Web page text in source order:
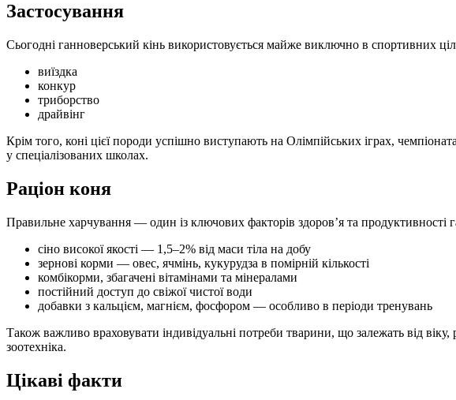
Застосування
Сьогодні ганноверський кінь використовується майже виключно в спортивних
виїздка
конкур
триборство
драйвінг
Крім того, коні цієї породи успішно виступають на Олімпійських іграх,
у спеціалізованих школах.
Раціон коня
Правильне харчування — один із ключових факторів здоров’я та продуктивності
сіно високої якості — 1,5–2% від маси тіла на добу
зернові корми — овес, ячмінь, кукурудза в помірній кількості
комбікорми, збагачені вітамінами та мінералами
постійний доступ до свіжої чистої води
добавки з кальцієм, магнієм, фосфором — особливо в періоди тренувань
Також важливо враховувати індивідуальні потреби тварини, що залежать від
зоотехніка.
Цікаві факти